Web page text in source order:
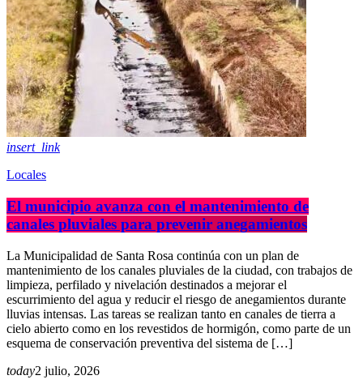
insert_link
Locales
El municipio avanza con el mantenimiento de
canales pluviales para prevenir anegamientos
La Municipalidad de Santa Rosa continúa con un plan de
mantenimiento de los canales pluviales de la ciudad, con trabajos de
limpieza, perfilado y nivelación destinados a mejorar el
escurrimiento del agua y reducir el riesgo de anegamientos durante
lluvias intensas. Las tareas se realizan tanto en canales de tierra a
cielo abierto como en los revestidos de hormigón, como parte de un
esquema de conservación preventiva del sistema de […]
today2 julio, 2026